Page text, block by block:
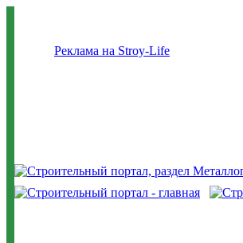
Реклама на Stroy-Life